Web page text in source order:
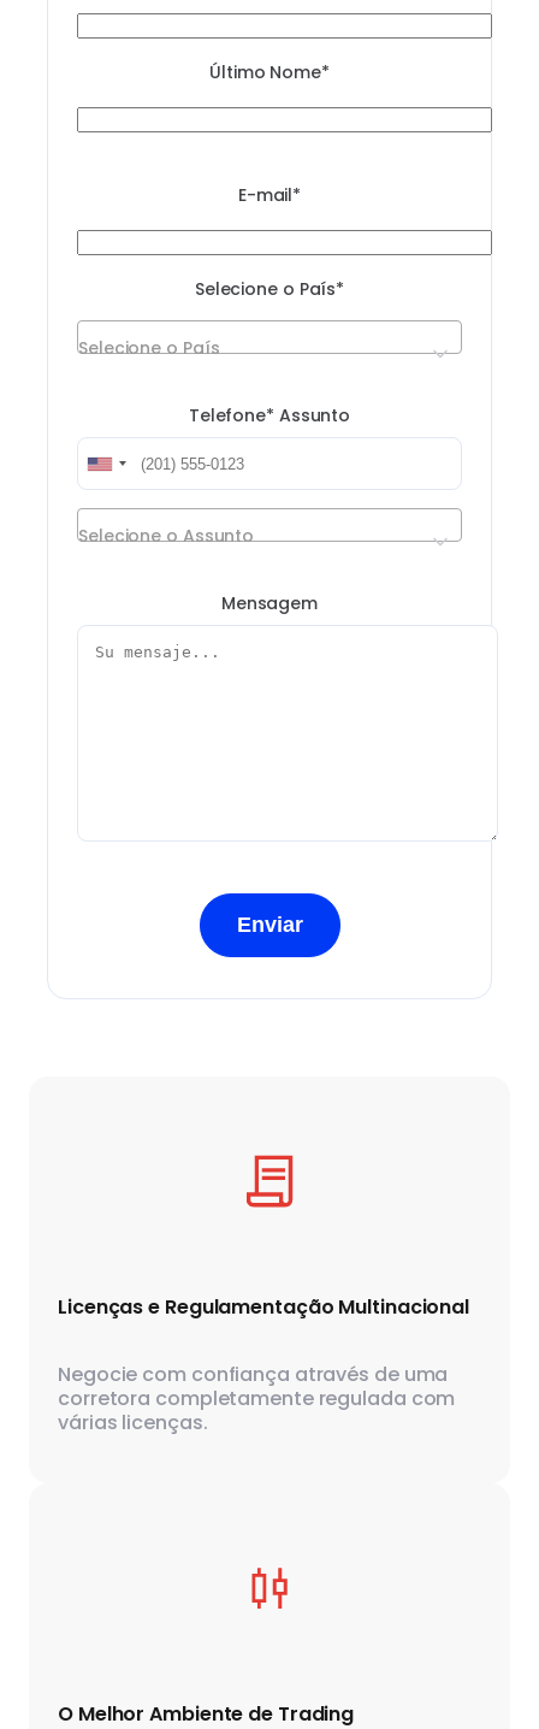
Último Nome*
E-mail*
Selecione o País*
Selecione o País
Telefone* Assunto
Selecione o Assunto
Mensagem
Licenças e Regulamentação Multinacional
Negocie com confiança através de uma
corretora completamente regulada com
várias licenças.
O Melhor Ambiente de Trading